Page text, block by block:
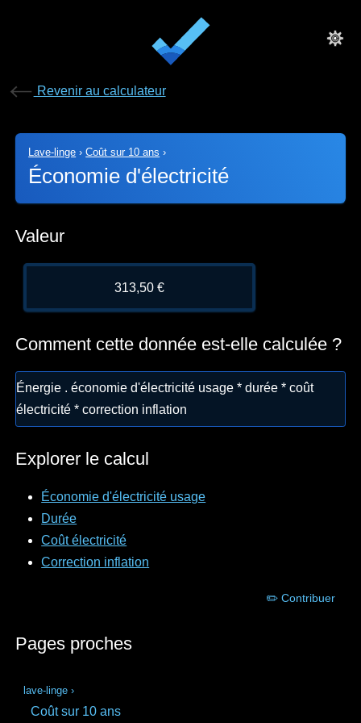
Revenir au calculateur
Lave-linge ›Coût sur 10 ans ›
Économie d'électricité
Valeur
313,50 €
Comment cette donnée est-elle calculée ?
Énergie . économie d'électricité usage * durée * coût
électricité * correction inflation
Explorer le calcul
Économie d'électricité usage
Durée
Coût électricité
Correction inflation
✏️ Contribuer
Pages proches
lave-linge ›
Coût sur 10 ans